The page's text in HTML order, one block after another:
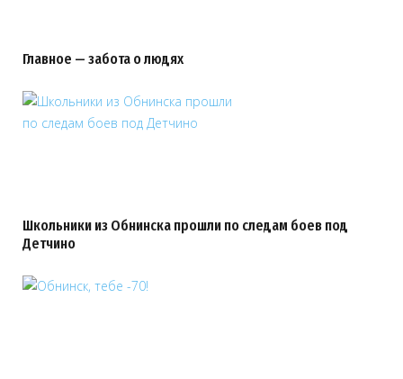
Главное — забота о людях
Школьники из Обнинска прошли по следам боев под
Детчино